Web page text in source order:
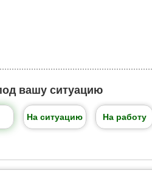
вашу ситуацию
На ситуацию На работу